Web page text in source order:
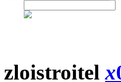
zloistroitelx